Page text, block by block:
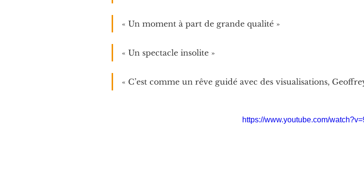
« Un moment à part de grande qualité »
« Un spectacle insolite »
« C’est comme un rêve guidé avec des visualisations,
https://www.youtube.com/